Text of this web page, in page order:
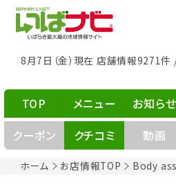
8月7日（金）現在 店舗情報9271
ホーム お店情報TOP Body
TOP メニュー お知らせ
クーポン
クチコミ 動画